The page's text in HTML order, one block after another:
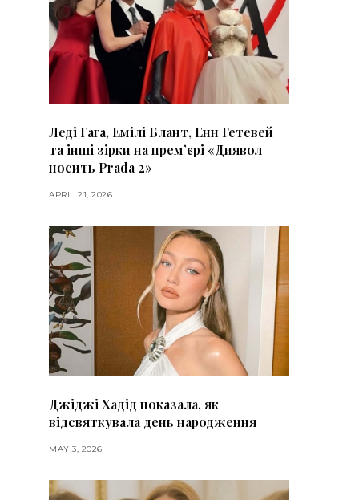
Леді Гага, Емілі Блант, Енн Гетевей
та інші зірки на премʼєрі «Диявол
носить Prada 2»
APRIL 21, 2026
Джіджі Хадід показала, як
відсвяткувала день народження
MAY 3, 2026